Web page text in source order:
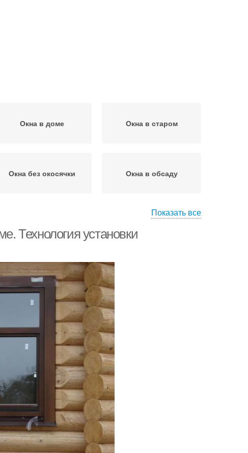
Окна в доме Окна в старом
Окна без окосячки Окна в обсаду
Показать все
Технология установки